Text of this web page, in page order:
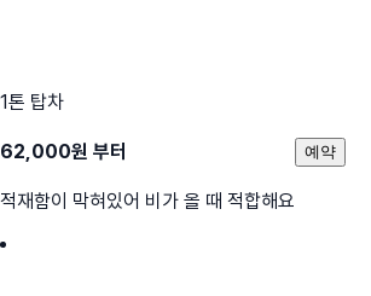
1톤 탑차
62,000원 부터
적재함이 막혀있어 비가 올 때 적합해요
예약